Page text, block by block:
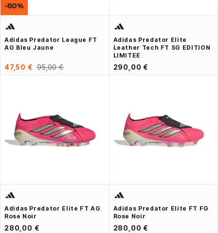
Adidas Predator League FT
AG Bleu Jaune
47,50 € 95,00 €
-50%
Adidas Predator Elite
Leather Tech FT SG EDITION
LIMITEE
290,00 €
Adidas Predator Elite FT AG
Rose Noir
280,00 €
Adidas Predator Elite FT FG
Rose Noir
280,00 €